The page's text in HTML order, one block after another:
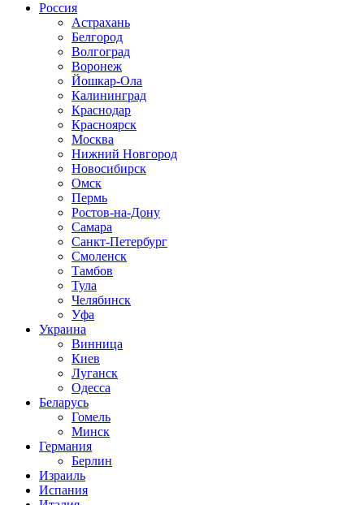
Россия
Астрахань
Белгород
Волгоград
Воронеж
Йошкар-Ола
Калининград
Краснодар
Красноярск
Москва
Нижний Новгород
Новосибирск
Омск
Пермь
Ростов-на-Дону
Самара
Санкт-Петербург
Смоленск
Тамбов
Тула
Челябинск
Уфа
Украина
Винница
Киев
Луганск
Одесса
Беларусь
Гомель
Минск
Германия
Берлин
Израиль
Испания